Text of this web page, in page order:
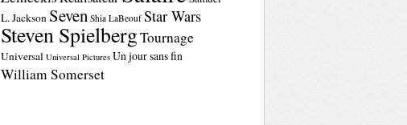
L. Jackson Seven Shia LaBeouf Star Wars
Steven SpielbergTournage
Universal Universal Pictures Un jour sans fin
William Somerset